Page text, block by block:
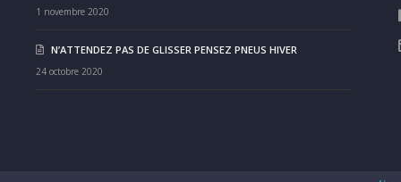
1 novembre 2020
N’ATTENDEZ PAS DE GLISSER PENSEZ PNEUS HIVER
24 octobre 2020